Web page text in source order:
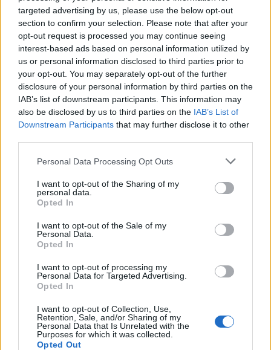
targeted advertising by us, please use the below opt-out
section to confirm your selection. Please note that after your
opt-out request is processed you may continue seeing
interest-based ads based on personal information utilized by
us or personal information disclosed to third parties prior to
your opt-out. You may separately opt-out of the further
disclosure of your personal information by third parties on the
IAB’s list of downstream participants. This information may
also be disclosed by us to third parties on the IAB’s List of
Downstream Participants that may further disclose it to other
Personal Data Processing Opt Outs
I want to opt-out of the Sharing of my
personal data.
Opted In
I want to opt-out of the Sale of my
Personal Data.
Opted In
I want to opt-out of processing my
Personal Data for Targeted Advertising.
Opted In
I want to opt-out of Collection, Use,
Retention, Sale, and/or Sharing of my
Personal Data that Is Unrelated with the
Purposes for which it was collected.
Opted Out
08/08/2026 - 10:54 ΤΕΧΝΟΛΟΓΙΑ
Όμιλος ΔΕΗ: Νέα συμφωνία για χαρτοφυλάκιο
έργων ΑΠΕ άνω των 2 GW σε Πολωνία και
Ουγγαρία
08/08/2026 - 10:26 ΕΝΕΡΓΕΙΑ
ΣΚΑΪ: Ολοκληρώθηκε η θητεία του Γρηγόρη
Δημητριάδη - Ο Γιάννης Αλαφούζος επιστρέφει στη
θέση του CEO
08/08/2026 - 10:02 MEDIA
ΥΠΑΑΤ: Επιπλέον 12,5 εκατ. ευρώ στις Περιφέρειες
07/08/2026 - 17:02 ΟΙΚΟΝΟΜΙΑ
της ΔΕΗ για την είσοδο στην πολωνική αγορά
ενέργειας
Στρατηγική επένδυση του EFA GROUP στη Fractal
για την ανάπτυξη προηγμένων αμυντικών
τεχνολογιών
07/08/2026 - 16:11 ΕΠΙΧΕΙΡΗΣΕΙΣ
ΟΛΕΣ ΟΙ ΕΙΔΗΣΕΙΣ